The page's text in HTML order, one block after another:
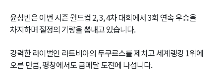
윤성빈은 이번 시즌 월드컵 2, 3, 4차 대회에서 3회 연속 우승을
차지하며 절정의 기량을 뽐내고 있습니다.
강력한 라이벌인 라트비아의 두쿠르스를 제치고 세계랭킹 1위에
오른 만큼, 평창에서도 금메달 도전에 나섭니다.